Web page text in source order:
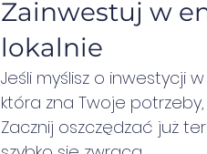
Zainwestuj w
lokalnie
Jeśli myślisz o inwestycji w
która zna Twoje
Zacznij oszczędzać już